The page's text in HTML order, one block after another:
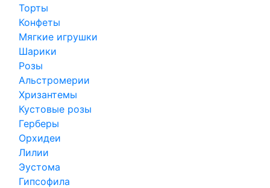
Торты
Конфеты
Мягкие игрушки
Шарики
Розы
Альстромерии
Хризантемы
Кустовые розы
Герберы
Орхидеи
Лилии
Эустома
Гипсофила